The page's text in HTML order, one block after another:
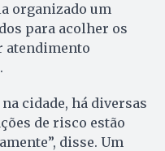
organizado um
para acolher os
atendimento
cidade, há diversas
de risco estão
disse. Um